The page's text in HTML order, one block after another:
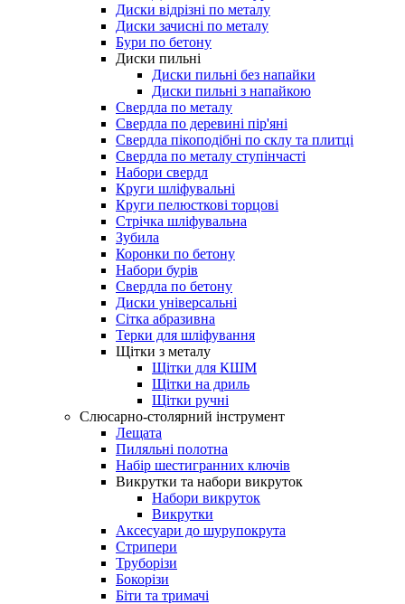
Диски відрізні по металу
Диски зачисні по металу
Бури по бетону
Диски пильні
Диски пильні без напайки
Диски пильні з напайкою
Свердла по металу
Свердла по деревині пір'яні
Свердла пікоподібні по склу та плитці
Свердла по металу ступінчасті
Набори свердл
Круги шліфувальні
Круги пелюсткові торцові
Стрічка шліфувальна
Зубила
Коронки по бетону
Набори бурів
Свердла по бетону
Диски універсальні
Сітка абразивна
Терки для шліфування
Щітки з металу
Щітки для КШМ
Щітки на дриль
Щітки ручні
Слюсарно-столярний інструмент
Лещата
Пиляльні полотна
Набір шестигранних ключів
Викрутки та набори викруток
Набори викруток
Викрутки
Аксесуари до шурупокрута
Стрипери
Труборізи
Бокорізи
Біти та тримачі